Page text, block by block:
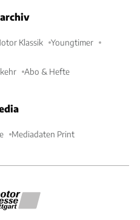
Klassik Youngtimer
Abo & Hefte
Mediadaten Print